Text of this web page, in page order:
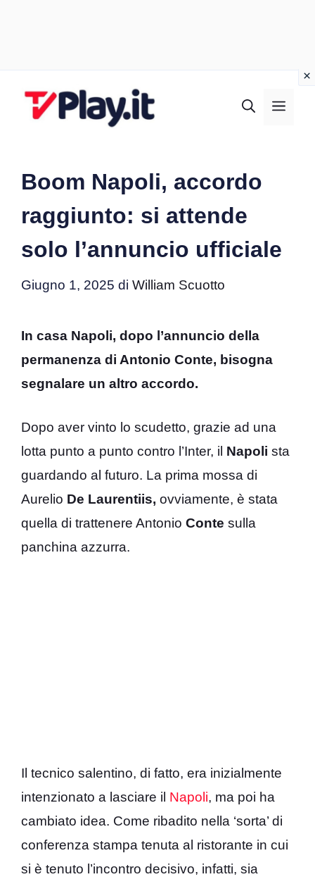
Boom Napoli, accordo
raggiunto: si attende
solo l’annuncio ufficiale
Giugno 1, 2025 di William Scuotto
In casa Napoli, dopo l’annuncio della
permanenza di Antonio Conte, bisogna
segnalare un altro accordo.
Dopo aver vinto lo scudetto, grazie ad una
lotta punto a punto contro l’Inter, il Napoli sta
guardando al futuro. La prima mossa di
Aurelio De Laurentiis, ovviamente, è stata
quella di trattenere Antonio Conte sulla
panchina azzurra.
Il tecnico salentino, di fatto, era inizialmente
intenzionato a lasciare il Napoli, ma poi ha
cambiato idea. Come ribadito nella ‘sorta’ di
conferenza stampa tenuta al ristorante in cui
si è tenuto l’incontro decisivo, infatti, sia